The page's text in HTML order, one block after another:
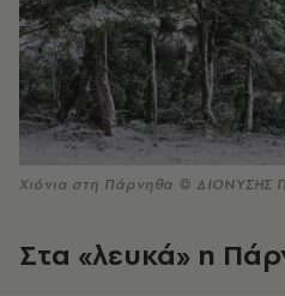
Χιόνια στη Πάρνηθα © ΔΙΟΝΥΣΗΣ
Στα «λευκά» η